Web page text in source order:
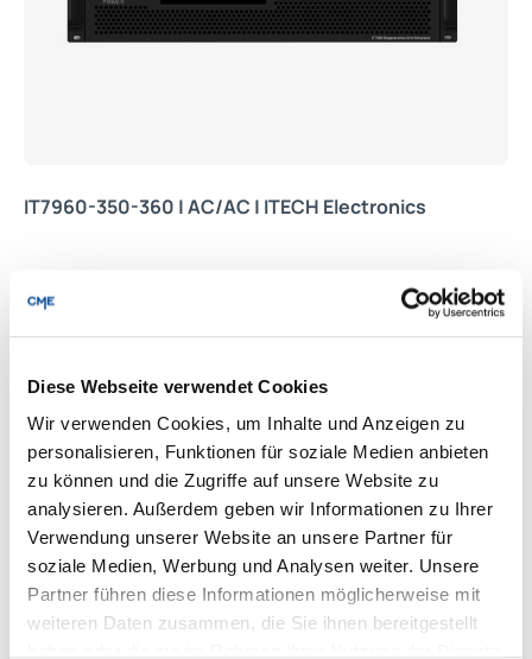
Diese Webseite verwendet Cookies
Wir verwenden Cookies, um Inhalte und Anzeigen zu
personalisieren, Funktionen für soziale Medien anbieten
zu können und die Zugriffe auf unsere Website zu
analysieren. Außerdem geben wir Informationen zu Ihrer
Verwendung unserer Website an unsere Partner für
soziale Medien, Werbung und Analysen weiter. Unsere
Partner führen diese Informationen möglicherweise mit
weiteren Daten zusammen, die Sie ihnen bereitgestellt
IT7960-350-360 | AC/AC | ITECH Electronics